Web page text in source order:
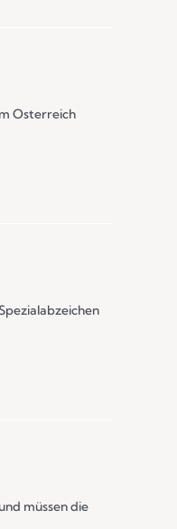
Osterreich
müssen die